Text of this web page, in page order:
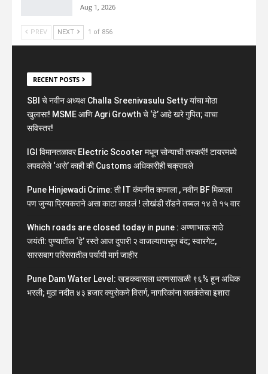
Aug 1, 2026
PREV NEXT 1 of 856
RECENT POSTS
SBI चे नवीन अध्यक्ष Challa Sreenivasulu Setty यांचा मोठा
खुलासा! MSME आणि Agri Growth चे ‘हे’ आहे खरे गुपित; वाचा
सविस्तर!
IGI विमानतळावर Electric Scooter मधून सोन्याची तस्करी! टायरमध्ये
लपवलेले ‘असे’ काही की Customs अधिकारीही चक्रावले
Pune Hinjewadi Crime: ती IT कंपनीत कामाला , नवीन BF मिळाला
पण जुन्या प्रियकराने असा काटा काढलं ! लोखंडी रॉडने तब्बल १४ ते १५ वार
Which roads are closed today in pune : अण्णाभाऊ साठे
जयंती: पुण्यातील ‘हे’ रस्ते आज दुपारी २ वाजल्यापासून बंद; स्वारगेट,
सारसबाग परिसरातील पर्यायी मार्ग जाहीर
Pune Dam Water Level: खडकवासला धरणसाखळी ९६% हून अधिक
भरली; मुठा नदीत ४३ हजार क्युसेकने विसर्ग, नागरिकांना सतर्कतेचा इशारा